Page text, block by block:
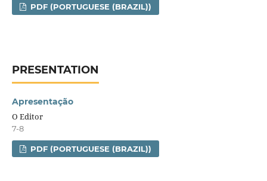
PDF (PORTUGUESE (BRAZIL))
PRESENTATION
Apresentação
O Editor
7-8
PDF (PORTUGUESE (BRAZIL))